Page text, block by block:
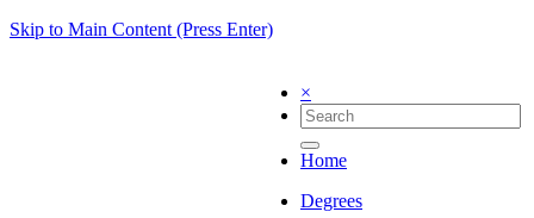
Skip to Main Content (Press Enter)
×
Home
Degrees